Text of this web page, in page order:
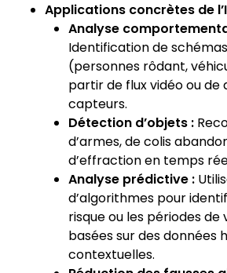
Applications concrètes de
Analyse
Identification de
(personnes rôdant,
partir de flux vidéo ou de
capteurs.
Détection d’objets :
d’armes, de colis
d’effraction en temps
Analyse prédictive :
d’algorithmes pour
risque ou les périodes de
basées sur des données
contextuelles.